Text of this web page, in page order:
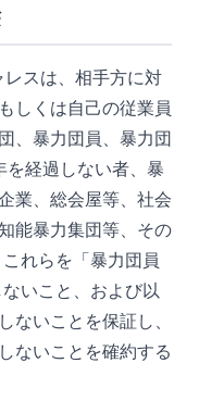
スは、相手方に対
しくは自己の従業員
、暴力団員、暴力団
を経過しない者、暴
業、総会屋等、社会
能暴力集団等、その
れらを「暴力団員
いこと、および以
ないことを保証し、
ないことを確約する